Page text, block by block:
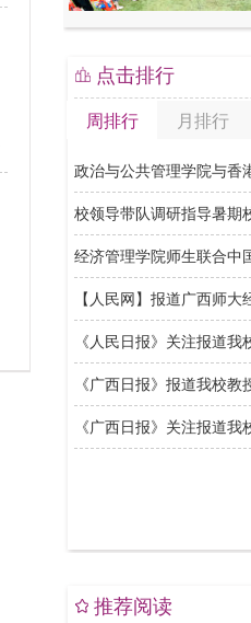
点击排行
周排行 月排行
推荐阅读